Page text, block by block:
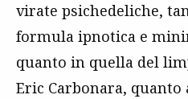
virate psichedeliche,
formula ipnotica e
quanto in quella del
Eric Carbonara, quanto